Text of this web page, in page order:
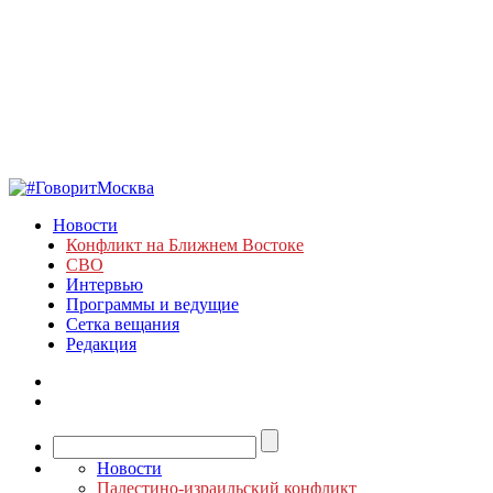
Новости
Конфликт на Ближнем Востоке
СВО
Интервью
Программы и ведущие
Сетка вещания
Редакция
Новости
Палестино-израильский конфликт